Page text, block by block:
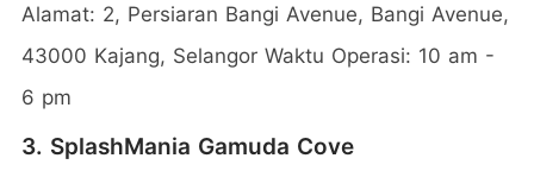
Alamat: 2, Persiaran Bangi Avenue, Bangi Avenue,
43000 Kajang, Selangor Waktu Operasi: 10 am -
6 pm
3. SplashMania Gamuda Cove